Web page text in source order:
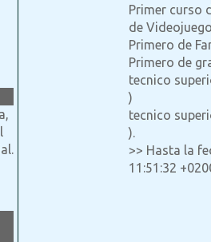
Primer curso
de
Primero de
Primero de
tecnico
)
tecnico
).
>> Hasta la
11:51:32